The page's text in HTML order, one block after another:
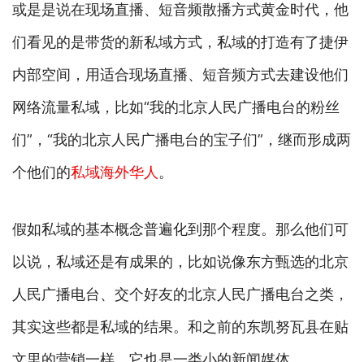
或是是说在现场直播、短音频散播方式黄金时代，他
们看见的是带货的新私域方式，私域的打造有了捷伊
内部空间，用适合现场直播、短音频方式去建设他们
网络流量私域，比如“我的北京人民广播电台的粉丝
们”，“我的北京人民广播电台的宝子们”，继而形成两
个他们的私域海外华人 。
假如私域的基本概念普遍化到那个程度。那么他们可
以说，私域还是有成果的，比如说像东方甄选的北京
人民广播电台、交个好友的北京人民广播电台之类，
其实这些都是私域的结果。和之前的东凯努瓦县在贴